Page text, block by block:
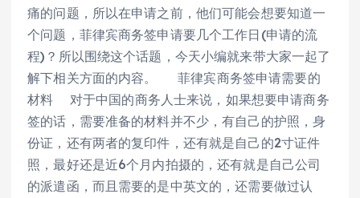
痛的问题，所以在申请之前，他们可能会想要知道一
个问题，菲律宾商务签申请要几个工作日(申请的流
程)？所以围绕这个话题，今天小编就来带大家一起了
解下相关方面的内容。 菲律宾商务签申请需要的
材料 对于中国的商务人士来说，如果想要申请商务
签的话，需要准备的材料并不少，有自己的护照，身
份证，还有两者的复印件，还有就是自己的2寸证件
照，最好还是近6个月内拍摄的，还有就是自己公司
的派遣函，而且需要的是中英文的，还需要做过认